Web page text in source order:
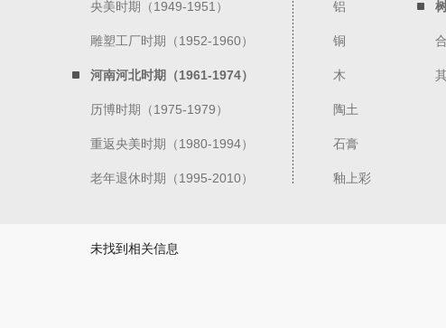
央美时期（1949-1951）
雕塑工厂时期（1952-1960）
河南河北时期（1961-1974）
历博时期（1975-1979）
重返央美时期（1980-1994）
老年退休时期（1995-2010）
铝
铜
木
陶土
石膏
釉上彩
未找到相关信息